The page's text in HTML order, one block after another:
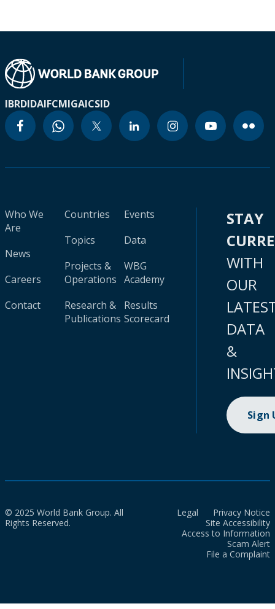
IBRDIDAIFCMIGAICSID
Who We
Are
News
Careers
Contact
Countries
Topics
Projects &
Operations
Research &
Publications
Events
Data
WBG
Academy
Results
Scorecard
STAY
WITH
OUR
DATA
&
Sign
© 2025 World Bank Group. All
Rights Reserved.
Legal
Privacy Notice
Site Accessibility
Access to Information
Scam Alert
File a Complaint